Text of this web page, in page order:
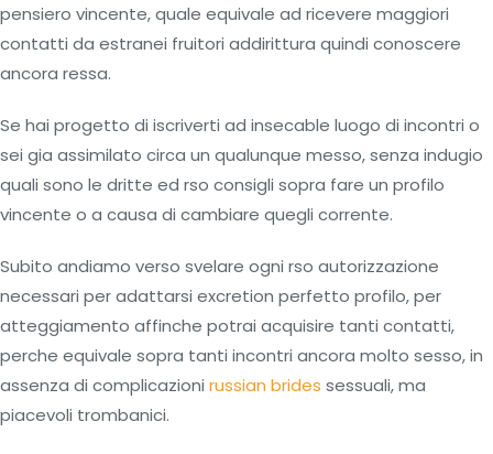
pensiero vincente, quale equivale ad ricevere maggiori
contatti da estranei fruitori addirittura quindi conoscere
ancora ressa.
Se hai progetto di iscriverti ad insecable luogo di incontri o
sei gia assimilato circa un qualunque messo, senza indugio
quali sono le dritte ed rso consigli sopra fare un profilo
vincente o a causa di cambiare quegli corrente.
Subito andiamo verso svelare ogni rso autorizzazione
necessari per adattarsi excretion perfetto profilo, per
atteggiamento affinche potrai acquisire tanti contatti,
perche equivale sopra tanti incontri ancora molto sesso, in
assenza di complicazioni russian brides sessuali, ma
piacevoli trombanici.